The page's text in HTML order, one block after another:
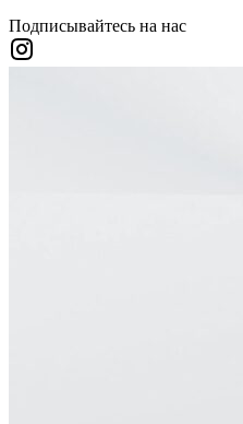
Подписывайтесь на нас